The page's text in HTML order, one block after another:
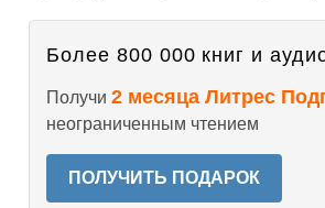
Более 800 000 книг и
Получи 2 месяца Литрес
неограниченным чтением
ПОЛУЧИТЬ ПОДАРОК